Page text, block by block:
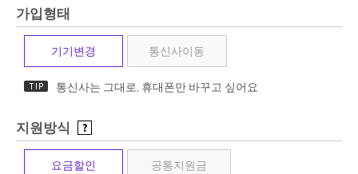
가입형태
기기변경 통신사이동
통신사는 그대로, 휴대폰만 바꾸고 싶어요
지원방식
요금할인
공통지원금